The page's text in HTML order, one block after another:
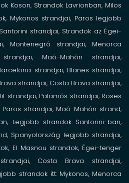
Koson, Strandok Lavrionban, Milos
Mykonos strandjai, Paros legjobb
strandjai, Strandok az Égei-
Montenegró strandjai, Menorca
strandjai, Maó-Mahón strandjai,
strandjai, Blanes strandjai,
strandjai, Costa Brava strandjai,
strandjai, Palamós strandjai, Roses
Paros strandjai, Maó-Mahón strand,
Legjobb strandok Santorini-ban,
Spanyolország legjobb strandjai,
El Masnou strandok, Égei-tenger
Costa Brava strandjai,
strandok itt: Mykonos, Menorca